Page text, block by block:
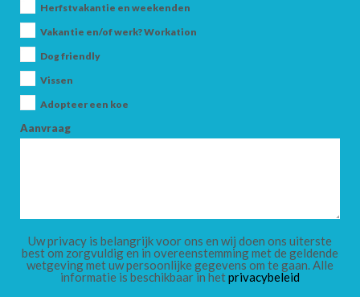
Herfstvakantie en weekenden
Vakantie en/of werk? Workation
Dog friendly
Vissen
Adopteer een koe
Aanvraag
Uw privacy is belangrijk voor ons en wij doen ons uiterste
best om zorgvuldig en in overeenstemming met de geldende
wetgeving met uw persoonlijke gegevens om te gaan. Alle
informatie is beschikbaar in hetprivacybeleid